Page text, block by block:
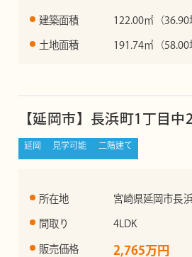
建築面積 122.00㎡（36.90
土地面積 191.74㎡（58.00
【延岡市】長浜町1丁目中
延岡 見学可能 二階建て
所在地 宮崎県延岡市長
間取り 4LDK
販売価格 2,765万円